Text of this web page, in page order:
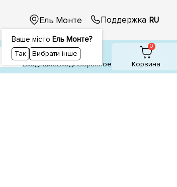
Ель Монте
Ваше місто Ель Монте?
Так Вибрати інше
Поддержка RU
1
ВходящиеВходИзбранное
0
Корзина